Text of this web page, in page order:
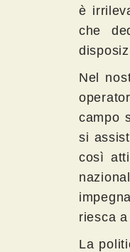
è
che
Nel
campo
si
così
riesca
La